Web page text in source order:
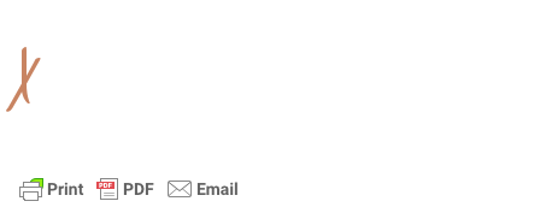
X